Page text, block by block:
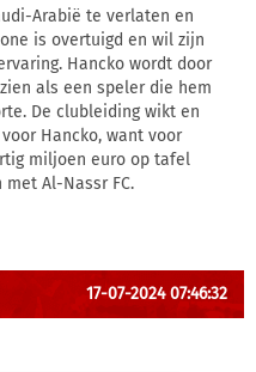
Arabië te verlaten en
is overtuigd en wil zijn
Hancko wordt door
als een speler die hem
De clubleiding wikt en
Hancko, want voor
miljoen euro op tafel
Al-Nassr FC.
17-07-2024 07:46:32